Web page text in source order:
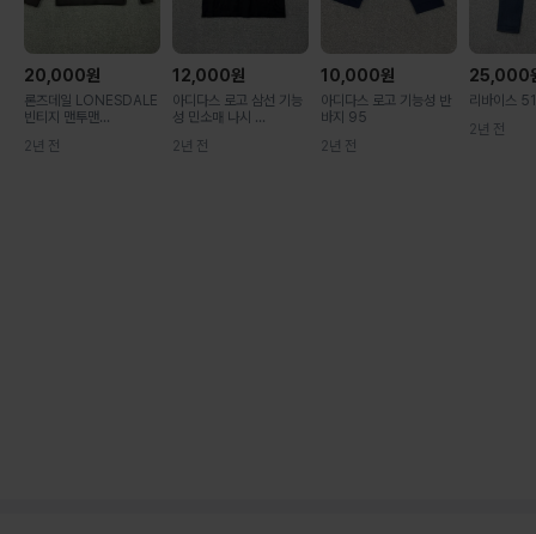
20,000원
론즈데일 LONESDALE
빈티지 맨투맨...
2년 전
12,000원
아디다스 로고 삼선 기능
성 민소매 나시 ...
2년 전
10,000원
아디다스 로고 기능성 반
바지 95
2년 전
25,000
리바이스
2년 전